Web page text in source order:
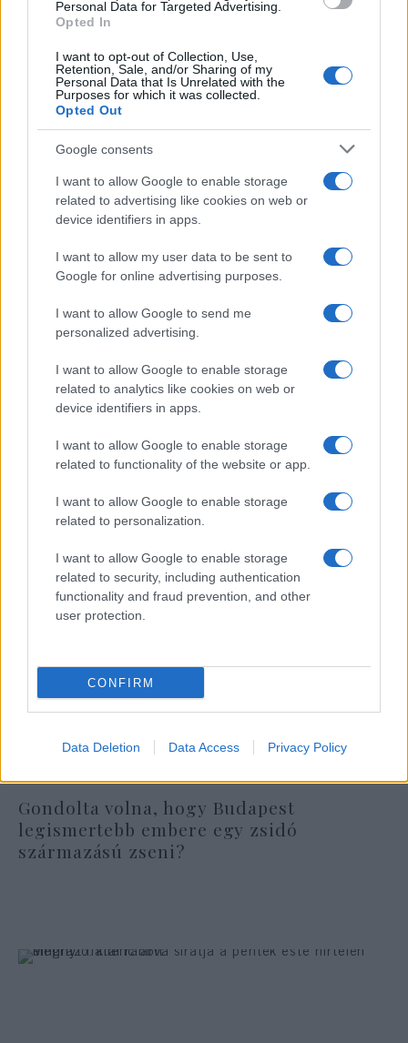
Personal Data for Targeted Advertising.
Opted In
I want to opt-out of Collection, Use,
Retention, Sale, and/or Sharing of my
Personal Data that Is Unrelated with the
Purposes for which it was collected.
Opted Out
Google consents
I want to allow Google to enable storage
related to advertising like cookies on web or
device identifiers in apps.
I want to allow my user data to be sent to
Google for online advertising purposes.
I want to allow Google to send me
personalized advertising.
I want to allow Google to enable storage
related to analytics like cookies on web or
device identifiers in apps.
I want to allow Google to enable storage
related to functionality of the website or app.
I want to allow Google to enable storage
related to personalization.
I want to allow Google to enable storage
related to security, including authentication
functionality and fraud prevention, and other
user protection.
CONFIRM
Data Deletion Data Access Privacy Policy
napi olajkitermelésének.
Az egyik támadás az Abkaik kormányzóság
Bukjak nevű helységében lévő olajterminált
érte, amely az Aramco szaúdi olajvállalat
közlése szerint a világ legnagyobb
olajfinomítója. A másik célba vett terminál a
Huraisz kormányzóságban lévő olajmezőhöz
tartozik, amely a második legnagyobb
olajmező az országban. Az üzemekben
robbanások történtek és tűz ütött ki. A
tüzeket rövid időn belül eloltották, senkinek
sem esett baja.
Az amerikai kormány „csőre töltve”
Gondolta volna, hogy Budapest
legismertebb embere egy zsidó
származású zseni?